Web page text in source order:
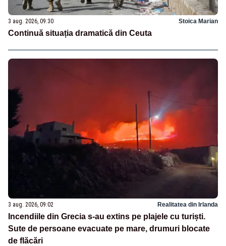
3 aug. 2026, 09:30 Stoica Marian
Continuă situația dramatică din Ceuta
3 aug. 2026, 09:02 Realitatea din Irlanda
Incendiile din Grecia s-au extins pe plajele cu turiști.
Sute de persoane evacuate pe mare, drumuri blocate
de flăcări